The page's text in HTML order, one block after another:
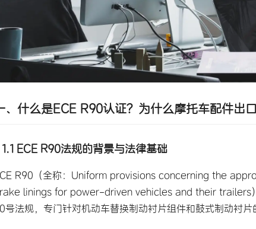
、什么是ECE R90认证？为什么摩托车配件出
1.1 ECE R90法规的背景与法律基础
R90（全称：Uniform provisions concerning the
linings for power-driven vehicles and their trailers
号法规，专门针对机动车替换制动衬片组件和鼓式制动衬片